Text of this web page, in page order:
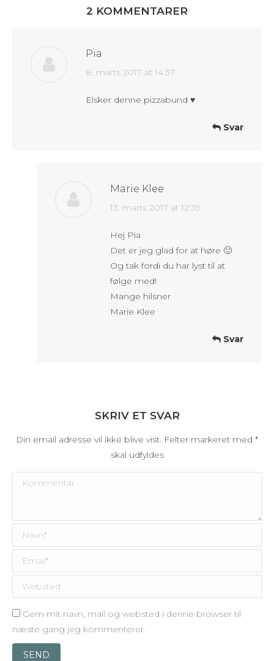
2 KOMMENTARER
Pia
says:
8. marts 2017 at 14:37
Elsker denne pizzabund ♥️
Svar
Marie Klee
says:
13. marts 2017 at 12:39
Hej Pia
Det er jeg glad for at høre 🙂
Og tak fordi du har lyst til at
følge med!
Mange hilsner
Marie Klee
Svar
SKRIV ET SVAR
Din email adresse vil ikke blive vist. Felter markeret med *
skal udfyldes
Kommentar
Navn *
Email *
Websted
Gem mit navn, mail og websted i denne browser til
næste gang jeg kommenterer.
SEND